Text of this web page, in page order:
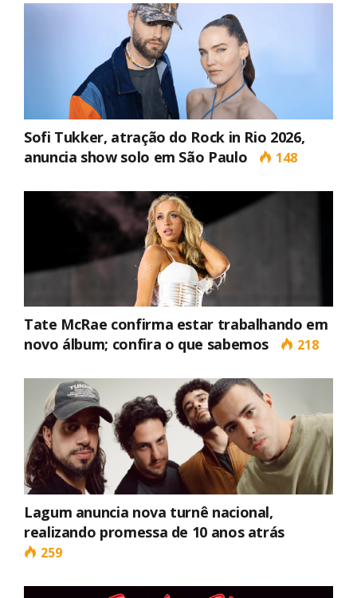
Sofi Tukker, atração do Rock in Rio 2026,
anuncia show solo em São Paulo
148
Tate McRae confirma estar trabalhando em
novo álbum; confira o que sabemos
218
Lagum anuncia nova turnê nacional,
realizando promessa de 10 anos atrás
259